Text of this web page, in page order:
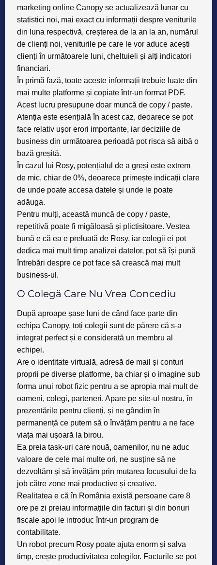
marketing online Canopy se actualizează lunar cu
statistici noi, mai exact cu informații despre veniturile
din luna respectivă, creșterea de la an la an, numărul
de clienți noi, veniturile pe care le vor aduce acești
clienți în următoarele luni, cheltuieli și alți indicatori
financiari.
În primă fază, toate aceste informații trebuie luate din
mai multe platforme și copiate într-un format PDF.
Acest lucru presupune doar muncă de copy / paste.
Atenția este esențială în acest caz, deoarece se pot
face relativ ușor erori importante, iar deciziile de
business din următoarea perioadă pot risca să aibă o
bază greșită.
În cazul lui Rosy, potențialul de a greși este extrem
de mic, chiar de 0%, deoarece primește indicații clare
de unde poate accesa datele și unde le poate
adăuga.
Pentru mulți, această muncă de copy / paste,
repetitivă poate fi migăloasă și plictisitoare. Vestea
bună e că ea e preluată de Rosy, iar colegii ei pot
dedica mai mult timp analizei datelor, pot să își pună
întrebări despre ce pot face să crească mai mult
business-ul.
O Colegă Care Nu Vrea Concediu
După aproape șase luni de când face parte din
echipa Canopy, toți colegii sunt de părere că s-a
integrat perfect și e considerată un membru al
echipei.
Are o identitate virtuală, adresă de mail și conturi
proprii pe diverse platforme, ba chiar și o imagine sub
forma unui robot fizic pentru a se apropia mai mult de
oameni, colegi, parteneri. Apare pe site-ul nostru, în
prezentările pentru clienți, și ne gândim în
permanență ce putem să o învățăm pentru a ne face
viața mai ușoară la birou.
Ea preia task-uri care nouă, oamenilor, nu ne aduc
valoare de cele mai multe ori, ne susține să ne
dezvoltăm și să învățăm prin mutarea focusului de la
job către zone mai productive și creative.
Realitatea e că în România există persoane care 8
ore pe zi preiau informațiile din facturi și din bonuri
fiscale apoi le introduc într-un program de
contabilitate.
Un robot precum Rosy poate ajuta enorm și salva
timp, crește productivitatea colegilor. Facturile se pot